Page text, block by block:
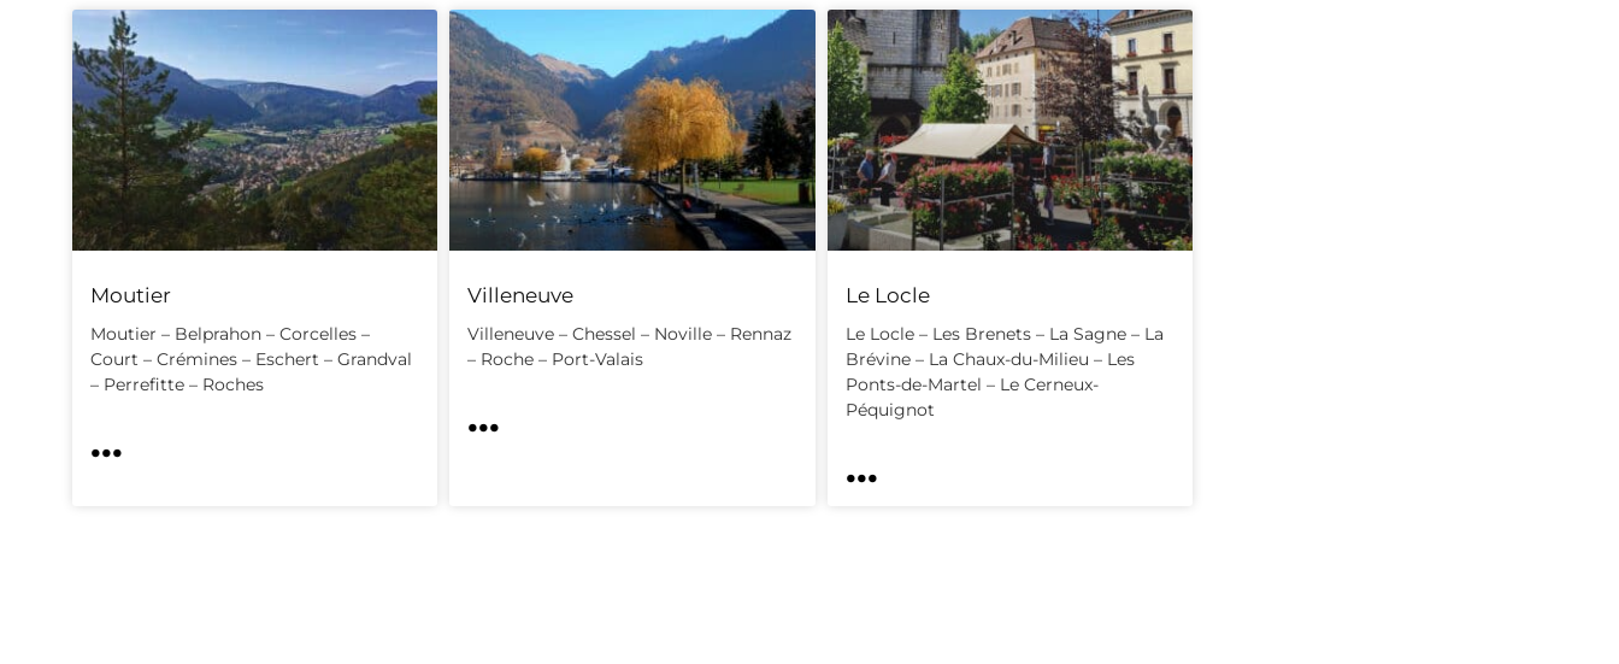
Moutier
Moutier – Belprahon – Corcelles –
Court – Crémines – Eschert – Grandval
– Perrefitte – Roches
...
Villeneuve
Villeneuve – Chessel – Noville – Rennaz
– Roche – Port-Valais
...
Le Locle
Le Locle – Les Brenets – La Sagne – La
Brévine – La Chaux-du-Milieu – Les
Ponts-de-Martel – Le Cerneux-
Péquignot
...